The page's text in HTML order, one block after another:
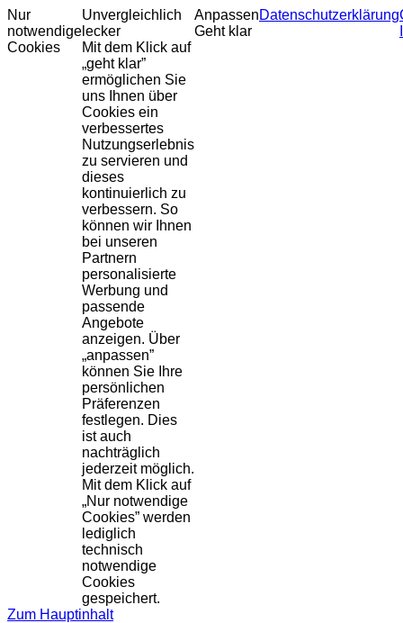
Nur
notwendige
Cookies
Unvergleichlich
lecker
Mit dem Klick auf
„geht klar”
ermöglichen Sie
uns Ihnen über
Cookies ein
verbessertes
Nutzungserlebnis
zu servieren und
dieses
kontinuierlich zu
verbessern. So
können wir Ihnen
bei unseren
Partnern
personalisierte
Werbung und
passende
Angebote
anzeigen. Über
„anpassen”
können Sie Ihre
persönlichen
Präferenzen
festlegen. Dies
ist auch
nachträglich
jederzeit möglich.
Mit dem Klick auf
„Nur notwendige
Cookies” werden
lediglich
technisch
notwendige
Cookies
gespeichert.
Anpassen
Geht klar
Datenschutzerklärung
Zum Hauptinhalt